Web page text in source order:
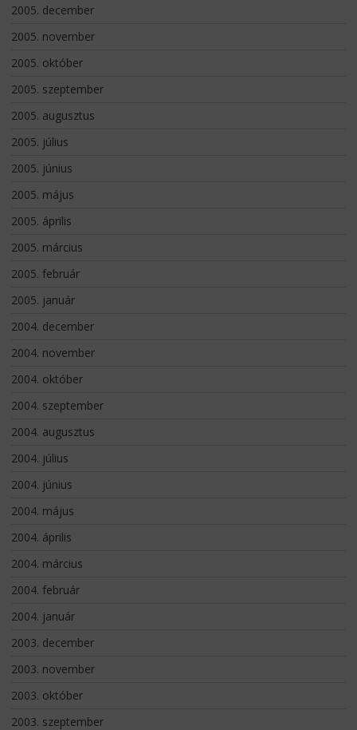
2005. december
2005. november
2005. október
2005. szeptember
2005. augusztus
2005. július
2005. június
2005. május
2005. április
2005. március
2005. február
2005. január
2004. december
2004. november
2004. október
2004. szeptember
2004. augusztus
2004. július
2004. június
2004. május
2004. április
2004. március
2004. február
2004. január
2003. december
2003. november
2003. október
2003. szeptember